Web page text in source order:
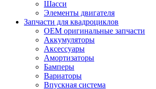
Шасси
Элементы двигателя
Запчасти для квадроциклов
OEM оригинальные запчасти
Аккумуляторы
Аксессуары
Амортизаторы
Бамперы
Вариаторы
Впускная система